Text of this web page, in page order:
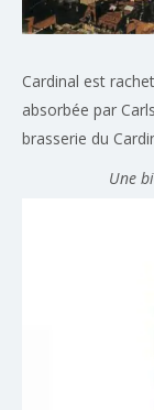
Cardinal est
absorbée par
brasserie du
Une